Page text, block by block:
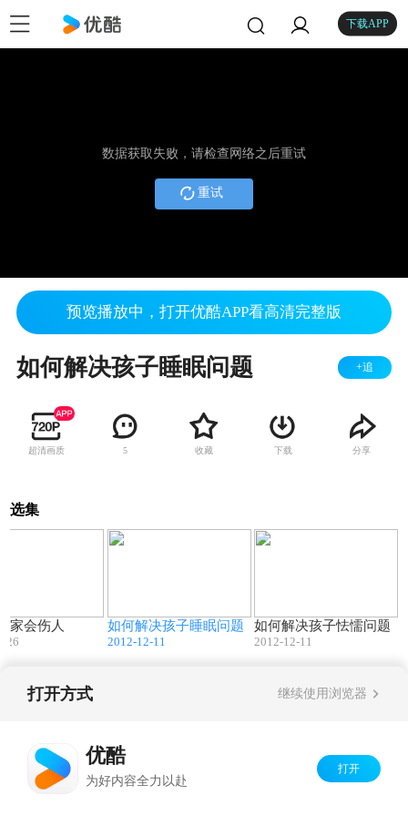
下载APP
数据获取失败，请检查网络之后重试
重试
预览播放中，打开优酷APP看高清完整版
如何解决孩子睡眠问题 +追
超清画质 5 收藏 下载 分享
选集
家会伤人
26
如何解决孩子睡眠问题
2012-12-11
如何解决孩子怯懦问题
2012-12-11
打开方式 继续使用浏览器
优酷
为好内容全力以赴
打开